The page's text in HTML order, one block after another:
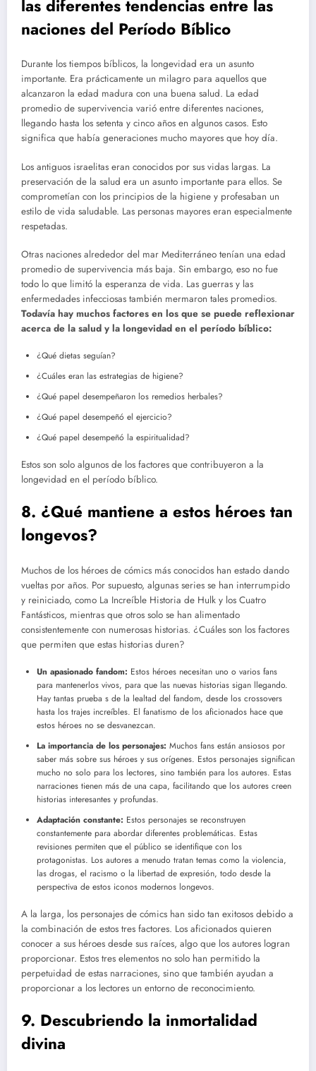
las diferentes tendencias entre las
naciones del Período Bíblico
Durante los tiempos bíblicos, la longevidad era un asunto
importante. Era prácticamente un milagro para aquellos que
alcanzaron la edad madura con una buena salud. La edad
promedio de supervivencia varió entre diferentes naciones,
llegando hasta los setenta y cinco años en algunos casos. Esto
significa que había generaciones mucho mayores que hoy día.
Los antiguos israelitas eran conocidos por sus vidas largas. La
preservación de la salud era un asunto importante para ellos. Se
comprometían con los principios de la higiene y profesaban un
estilo de vida saludable. Las personas mayores eran especialmente
respetadas.
Otras naciones alrededor del mar Mediterráneo tenían una edad
promedio de supervivencia más baja. Sin embargo, eso no fue
todo lo que limitó la esperanza de vida. Las guerras y las
enfermedades infecciosas también mermaron tales promedios.
Todavía hay muchos factores en los que se puede reflexionar
acerca de la salud y la longevidad en el período bíblico:
¿Qué dietas seguían?
¿Cuáles eran las estrategias de higiene?
¿Qué papel desempeñaron los remedios herbales?
¿Qué papel desempeñó el ejercicio?
¿Qué papel desempeñó la espiritualidad?
Estos son solo algunos de los factores que contribuyeron a la
longevidad en el período bíblico.
8. ¿Qué mantiene a estos héroes tan
longevos?
Muchos de los héroes de cómics más conocidos han estado dando
vueltas por años. Por supuesto, algunas series se han interrumpido
y reiniciado, como La Increíble Historia de Hulk y los Cuatro
Fantásticos, mientras que otros solo se han alimentado
consistentemente con numerosas historias. ¿Cuáles son los factores
que permiten que estas historias duren?
Un apasionado fandom: Estos héroes necesitan uno o varios fans
para mantenerlos vivos, para que las nuevas historias sigan llegando.
Hay tantas prueba s de la lealtad del fandom, desde los crossovers
hasta los trajes increíbles. El fanatismo de los aficionados hace que
estos héroes no se desvanezcan.
La importancia de los personajes: Muchos fans están ansiosos por
saber más sobre sus héroes y sus orígenes. Estos personajes significan
mucho no solo para los lectores, sino también para los autores. Estas
narraciones tienen más de una capa, facilitando que los autores creen
historias interesantes y profundas.
Adaptación constante: Estos personajes se reconstruyen
constantemente para abordar diferentes problemáticas. Estas
revisiones permiten que el público se identifique con los
protagonistas. Los autores a menudo tratan temas como la violencia,
las drogas, el racismo o la libertad de expresión, todo desde la
perspectiva de estos iconos modernos longevos.
A la larga, los personajes de cómics han sido tan exitosos debido a
la combinación de estos tres factores. Los aficionados quieren
conocer a sus héroes desde sus raíces, algo que los autores logran
proporcionar. Estos tres elementos no solo han permitido la
perpetuidad de estas narraciones, sino que también ayudan a
proporcionar a los lectores un entorno de reconocimiento.
9. Descubriendo la inmortalidad
divina